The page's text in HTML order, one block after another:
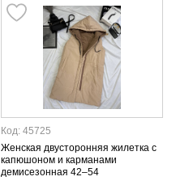
Код: 45725
Женская двусторонняя жилетка с
капюшоном и карманами
демисезонная 42–54